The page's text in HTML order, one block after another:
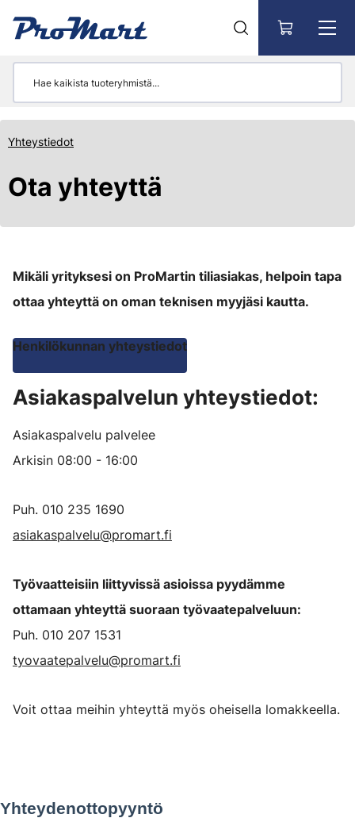
Yhteystiedot
Ota yhteyttä
Mikäli yrityksesi on ProMartin tiliasiakas, helpoin tapa
ottaa yhteyttä on oman teknisen myyjäsi kautta.
Henkilökunnan yhteystiedot
Asiakaspalvelun yhteystiedot:
Asiakaspalvelu palvelee
Arkisin 08:00 - 16:00
Puh. 010 235 1690
asiakaspalvelu@promart.fi
Työvaatteisiin liittyvissä asioissa pyydämme
ottamaan yhteyttä suoraan työvaatepalveluun:
Puh. 010 207 1531
tyovaatepalvelu@promart.fi
Voit ottaa meihin yhteyttä myös oheisella lomakkeella.